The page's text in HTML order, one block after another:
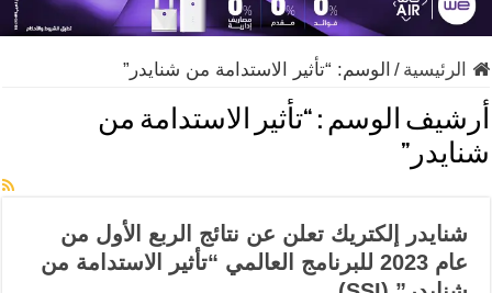
الرئيسية / الوسم: “تأثير الاستدامة من شنايدر”
أرشيف الوسم : “تأثير الاستدامة من
شنايدر”
شنايدر إلكتريك تعلن عن نتائج الربع الأول من
عام 2023 للبرنامج العالمي “تأثير الاستدامة من